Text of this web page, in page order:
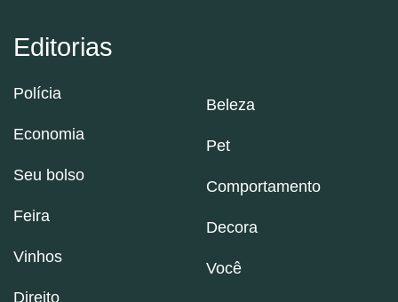
Editorias
Polícia
Economia
Seu bolso
Feira
Vinhos
Direito
Beleza
Pet
Comportamento
Decora
Você